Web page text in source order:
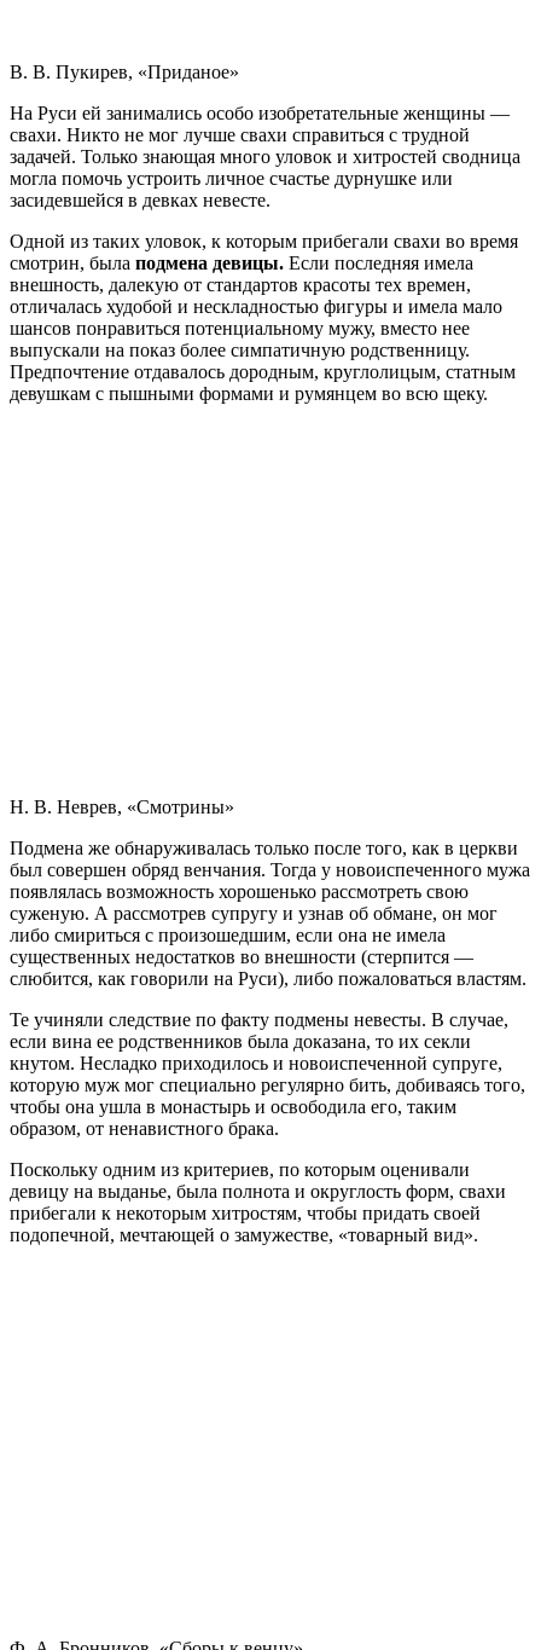
В. В. Пукирев, «Приданое»
На Руси ей занимались особо изобретательные женщины —
свахи. Никто не мог лучше свахи справиться с трудной
задачей. Только знающая много уловок и хитростей сводница
могла помочь устроить личное счастье дурнушке или
засидевшейся в девках невесте.
Одной из таких уловок, к которым прибегали свахи во время
смотрин, была подмена девицы. Если последняя имела
внешность, далекую от стандартов красоты тех времен,
отличалась худобой и нескладностью фигуры и имела мало
шансов понравиться потенциальному мужу, вместо нее
выпускали на показ более симпатичную родственницу.
Предпочтение отдавалось дородным, круглолицым, статным
девушкам с пышными формами и румянцем во всю щеку.
Н. В. Неврев, «Смотрины»
Подмена же обнаруживалась только после того, как в церкви
был совершен обряд венчания. Тогда у новоиспеченного мужа
появлялась возможность хорошенько рассмотреть свою
суженую. А рассмотрев супругу и узнав об обмане, он мог
либо смириться с произошедшим, если она не имела
существенных недостатков во внешности (стерпится —
слюбится, как говорили на Руси), либо пожаловаться властям.
Те учиняли следствие по факту подмены невесты. В случае,
если вина ее родственников была доказана, то их секли
кнутом. Несладко приходилось и новоиспеченной супруге,
которую муж мог специально регулярно бить, добиваясь того,
чтобы она ушла в монастырь и освободила его, таким
образом, от ненавистного брака.
Поскольку одним из критериев, по которым оценивали
девицу на выданье, была полнота и округлость форм, свахи
прибегали к некоторым хитростям, чтобы придать своей
подопечной, мечтающей о замужестве, «товарный вид».